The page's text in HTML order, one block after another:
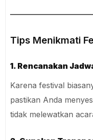
Tips Menikmati
1. Rencanakan
Karena festival
pastikan Anda
tidak melewatkan